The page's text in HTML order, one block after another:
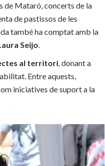
de Mataró, concerts de la
de pastissos de les
també ha comptat amb la
Seijo.
al territori, donant a
Entre aquests,
iniciatives de suport a la